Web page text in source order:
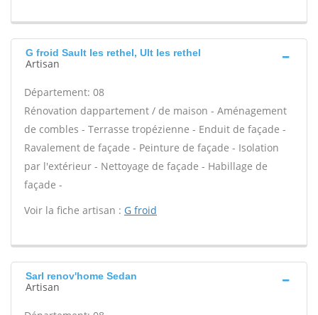
G froid Sault les rethel, Ult les rethel
Artisan
Département: 08
Rénovation dappartement / de maison - Aménagement
de combles - Terrasse tropézienne - Enduit de façade -
Ravalement de façade - Peinture de façade - Isolation
par l'extérieur - Nettoyage de façade - Habillage de
façade -
Voir la fiche artisan : G froid
Sarl renov'home Sedan
Artisan